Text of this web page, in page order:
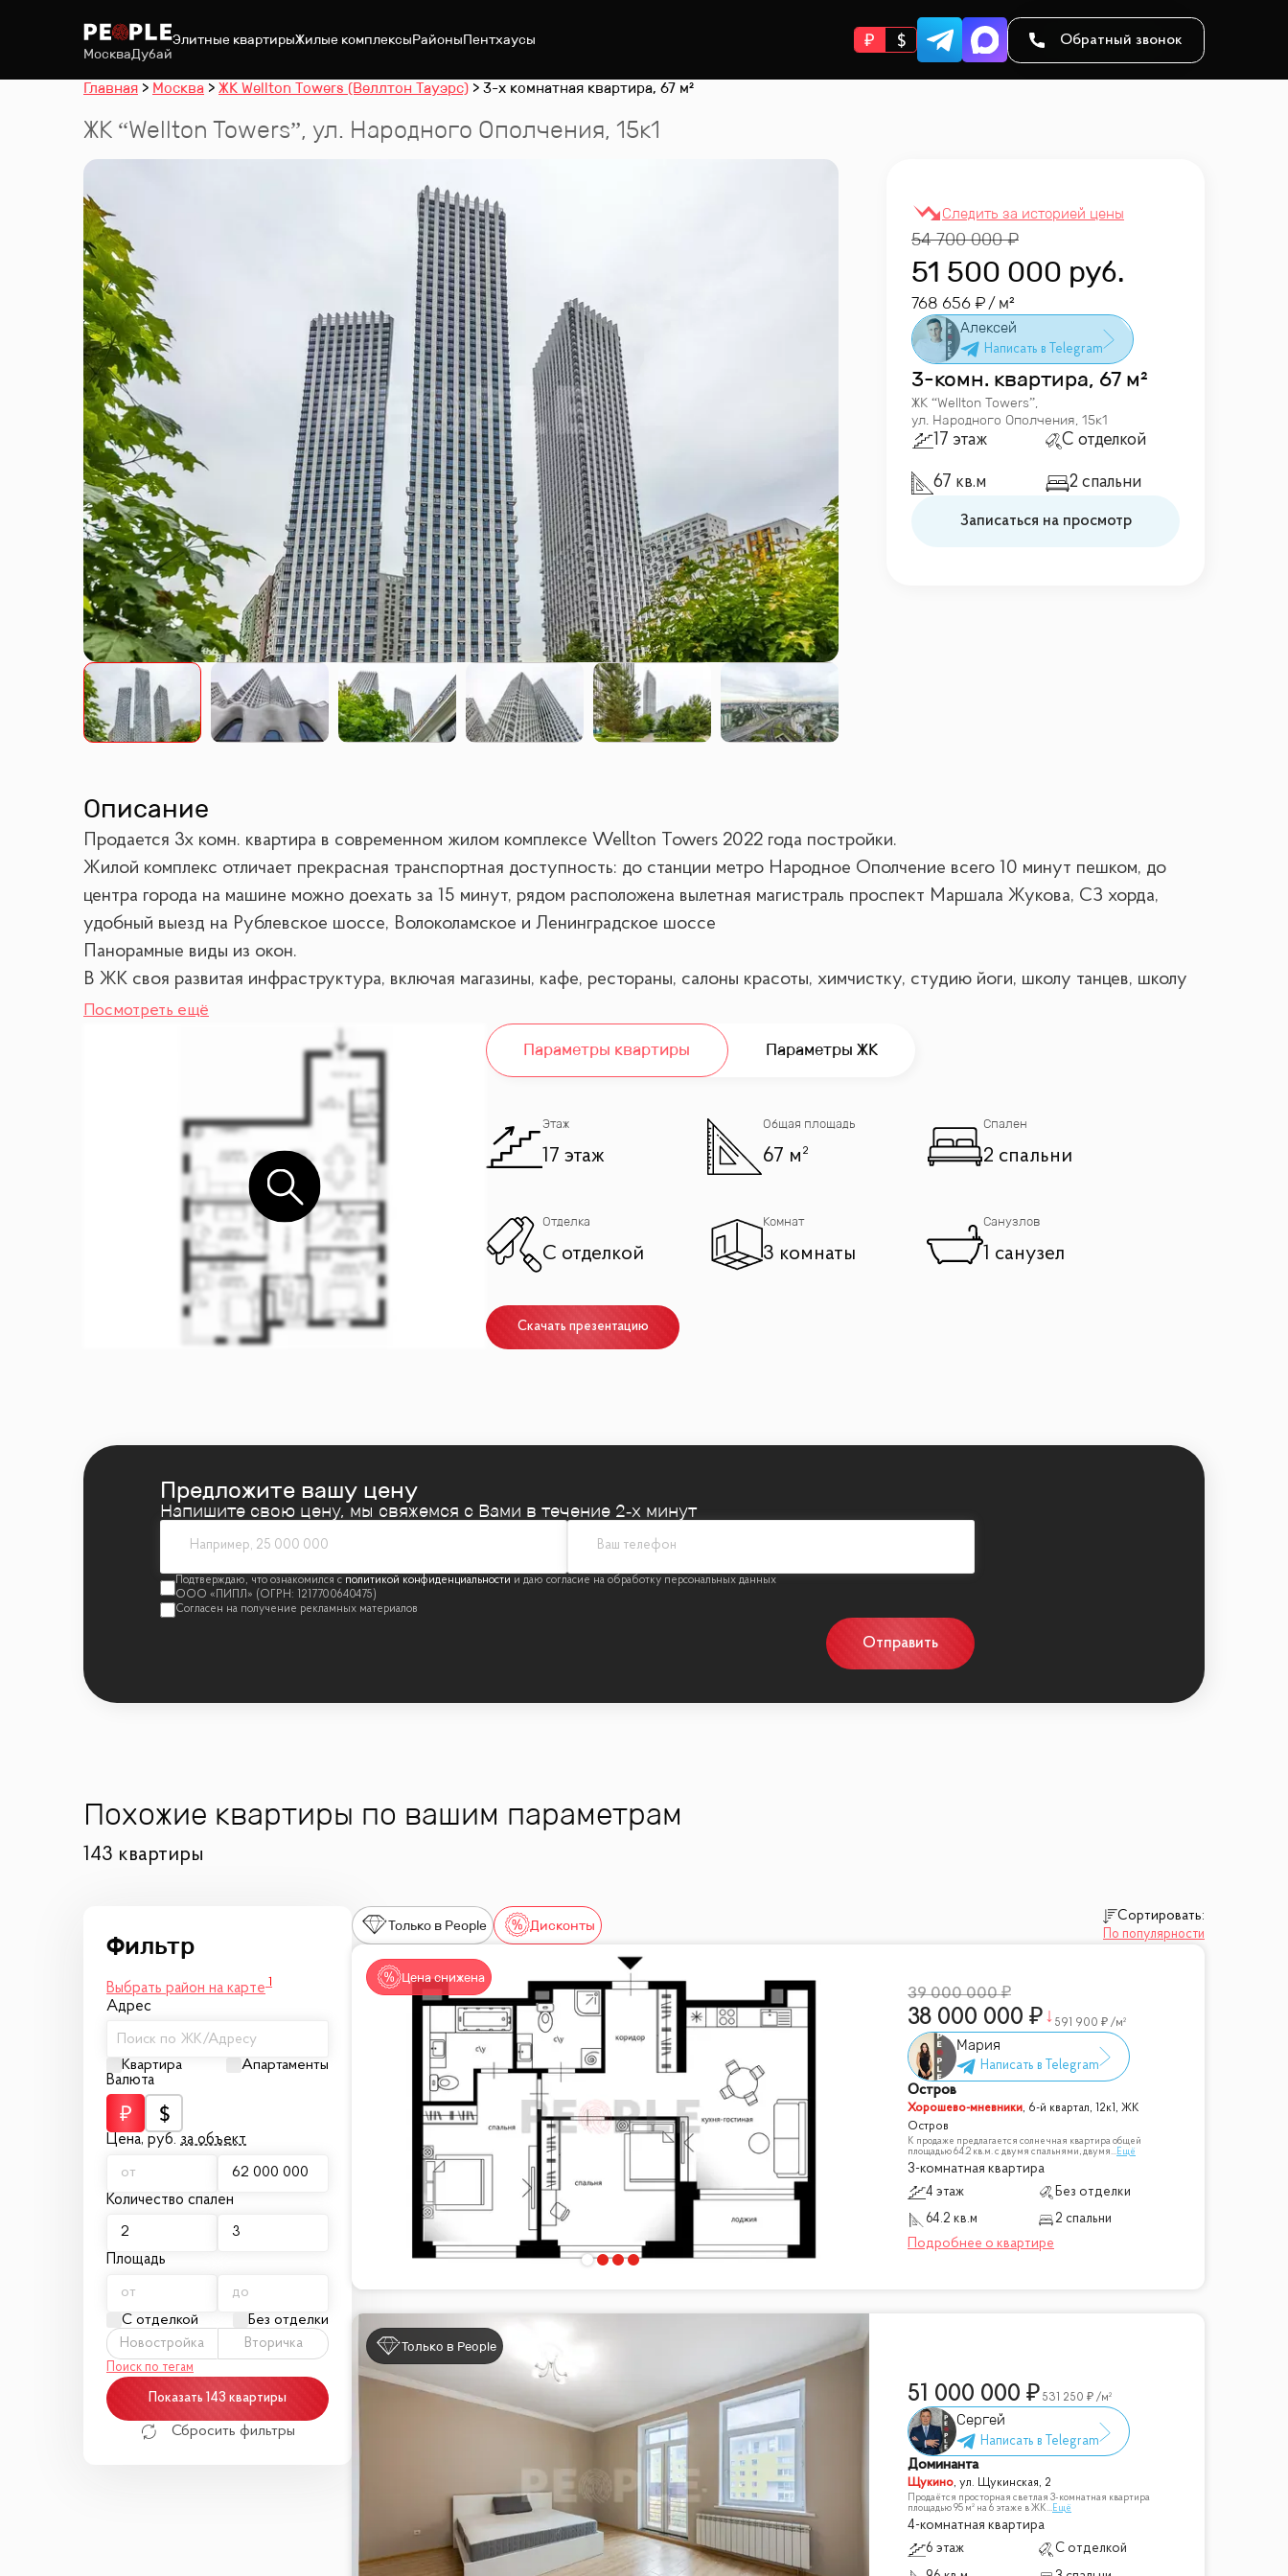
МоскваДубай
Элитные квартирыЖилые комплексыРайоныПентхаусы Обратный звонок
Главная Москва ЖК Wellton Towers (Веллтон Тауэрс) 3-х комнатная квартира, 67 м²
ЖК “Wellton Towers”, ул. Народного Ополчения, 15к1
54 700 000
51 500 000 руб.
768 656 / м²
Алексей
3-комн. квартира, 67 м²
ЖК “Wellton Towers”,
ул. Народного Ополчения, 15к1
17 этаж С отделкой
67 кв.м 2 спальни
Записаться на просмотр
Описание
Продается 3х комн. квартира в современном жилом комплексе Wellton Towers 2022 года постройки.
Жилой комплекс отличает прекрасная транспортная доступность: до станции метро Народное Ополчение всего 10 минут пешком, до
центра города на машине можно доехать за 15 минут, рядом расположена вылетная магистраль проспект Маршала Жукова, СЗ хорда,
удобный выезд на Рублевское шоссе, Волоколамское и Ленинградское шоссе
Панорамные виды из окон.
В ЖК своя развитая инфраструктура, включая магазины, кафе, рестораны, салоны красоты, химчистку, студию йоги, школу танцев, школу
плавания.
Поблизости школа, детский сад, чудесный лесопарк Серебряный Бор со своим пляжем, горнолыжный комплекс Лата Трэк.
Продуманная планировка квартиры с двумя спальнями и просторной кухней гостиной 25 кв.м, а также двумя с/узлами.
Квартира после качественного ремонта с применением современных материалов.
В квартире установлена вся необходимая бытовая техника, включая посудомоечную машину. Квартира полностью готова к переезду и не
требует дополнительный вложений.
Первый собственник квартиры, полная цена в ДКП.
Посмотреть ещё
Параметры квартиры Параметры ЖК
Этаж
17 этаж
Общая площадь
67 м²
Спален
2 спальни
Отделка
С отделкой
Комнат
3 комнаты
Санузлов
1 санузел
Скачать презентацию
Предложите вашу цену
Напишите свою цену, мы свяжемся с Вами в течение 2‑х минут
политикой конфиденциальности
Отправить
Похожие квартиры по вашим параметрам
143 квартиры
Выбрать район на карте
Адрес
Поиск по ЖК/Адресу
Квартира
Апартаменты
Валюта
Цена, руб. за объект
Количество спален
Площадь
С отделкой Без отделки
Новостройка Вторичка
Поиск по тегам
Показать 143 квартиры
Сбросить фильтры
Только в People Дисконты
Сортировать:
По популярности
Цена снижена
39 000 000
38 000 000 591 900 /м²
Мария
Остров
Хорошево-мневники, 6-й квартал, 12к1, ЖК
Остров
К продаже предлагается солнечная квартира общей
площадью 64.2 кв.м. с двумя спальнями, двумя...Ещё
3-комнатная квартира
4 этаж
Без отделки
64.2 кв.м
2 спальни
Только в People
51 000 000 531 250 /м²
Сергей
Доминанта
Щукино, ул. Щукинская, 2
Продаётся просторная светлая 3-комнатная квартира
площадью 95 м² на 6 этаже в ЖК...Ещё
4-комнатная квартира
6 этаж
С отделкой